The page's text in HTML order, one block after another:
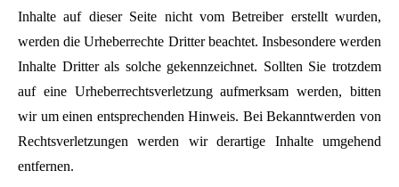
Inhalte auf dieser Seite nicht vom Betreiber erstellt wurden,
werden die Urheberrechte Dritter beachtet. Insbesondere werden
Inhalte Dritter als solche gekennzeichnet. Sollten Sie trotzdem
auf eine Urheberrechtsverletzung aufmerksam werden, bitten
wir um einen entsprechenden Hinweis. Bei Bekanntwerden von
Rechtsverletzungen werden wir derartige Inhalte umgehend
entfernen.